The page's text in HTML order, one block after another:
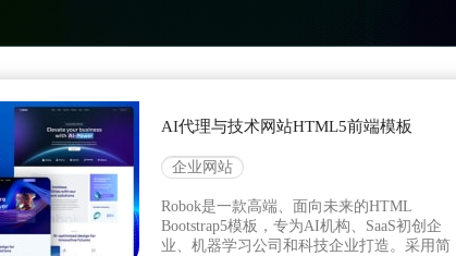
AI代理与技术网站HTML5前端模板
企业网站
Robok是一款高端、面向未来的HTML
Bootstrap5模板，专为AI机构、SaaS初创企
业、机器学习公司和科技企业打造。采用简